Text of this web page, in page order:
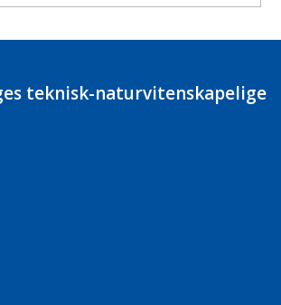
teknisk-naturvitenskapelige